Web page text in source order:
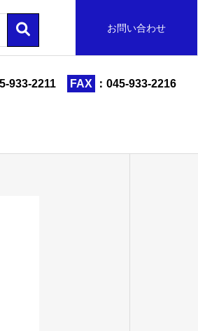
933-2211 FAX ：045-933-2216
お問い合わせ